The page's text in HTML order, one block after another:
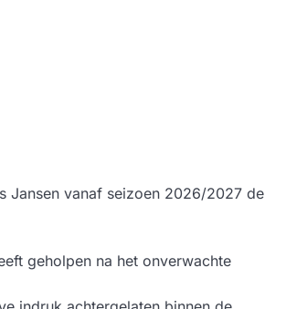
Jansen vanaf seizoen 2026/2027 de
geholpen na het onverwachte